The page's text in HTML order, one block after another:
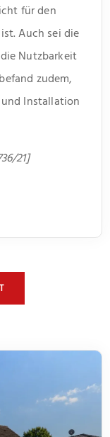
für den
Auch sei die
Nutzbarkeit
zudem,
Installation
21]